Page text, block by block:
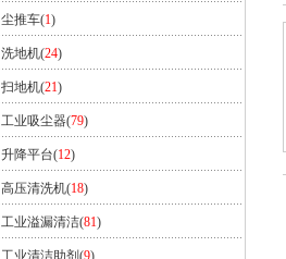
尘推车(1)
洗地机(24)
扫地机(21)
工业吸尘器(79)
升降平台(12)
高压清洗机(18)
工业溢漏清洁(81)
工业清洁助剂(9)